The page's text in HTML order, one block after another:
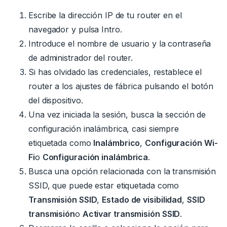
Escribe la dirección IP de tu router en el
navegador y pulsa Intro.
Introduce el nombre de usuario y la contraseña
de administrador del router.
Si has olvidado las credenciales, restablece el
router a los ajustes de fábrica pulsando el botón
del dispositivo.
Una vez iniciada la sesión, busca la sección de
configuración inalámbrica, casi siempre
etiquetada como Inalámbrico, Configuración Wi-
Fio Configuración inalámbrica.
Busca una opción relacionada con la transmisión
SSID, que puede estar etiquetada como
Transmisión SSID, Estado de visibilidad, SSID
transmisióno Activar transmisión SSID.